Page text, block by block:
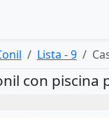
Lista - 9
con piscina